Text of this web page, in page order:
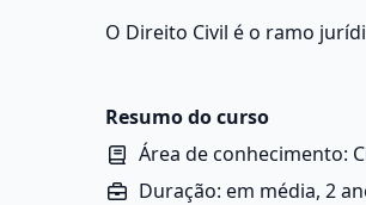
O Direito Civil é o ramo
Resumo do curso
Área de conhecimento:
Duração: em média, 2